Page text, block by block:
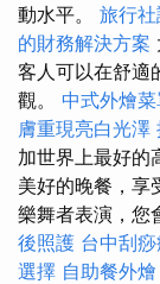
動水平。 旅行
的財務解決方案
客人可以在舒適
觀。 中式外燴
膚重現亮白光澤
加世界上最好的
美好的晚餐，享
樂舞者表演，您
後照護 台中刮
選擇 自助餐外